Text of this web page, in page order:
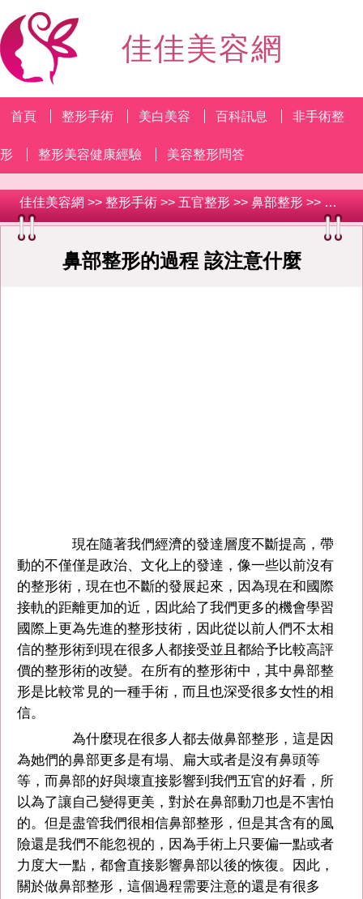
佳佳美容網
首頁 整形手術 美白美容 百科訊息 非手術整
形 整形美容健康經驗 美容整形問答
佳佳美容網 >> 整形手術 >> 五官整形 >> 鼻部整形 >> 鼻部整形的過程 該注意什麼
鼻部整形的過程 該注意什麼
現在隨著我們經濟的發達層度不斷提高，帶
動的不僅僅是政治、文化上的發達，像一些以前沒有
的整形術，現在也不斷的發展起來，因為現在和國際
接軌的距離更加的近，因此給了我們更多的機會學習
國際上更為先進的整形技術，因此從以前人們不太相
信的整形術到現在很多人都接受並且都給予比較高評
價的整形術的改變。在所有的整形術中，其中鼻部整
形是比較常見的一種手術，而且也深受很多女性的相
信。
為什麼現在很多人都去做鼻部整形，這是因
為她們的鼻部更多是有塌、扁大或者是沒有鼻頭等
等，而鼻部的好與壞直接影響到我們五官的好看，所
以為了讓自己變得更美，對於在鼻部動刀也是不害怕
的。但是盡管我們很相信鼻部整形，但是其含有的風
險還是我們不能忽視的，因為手術上只要偏一點或者
力度大一點，都會直接影響鼻部以後的恢復。因此，
關於做鼻部整形，這個過程需要注意的還是有很多